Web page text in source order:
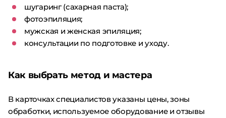
шугаринг (сахарная паста);
фотоэпиляция;
мужская и женская эпиляция;
консультации по подготовке и уходу.
Как выбрать метод и мастера
В карточках специалистов указаны цены, зоны
обработки, используемое оборудование и отзывы